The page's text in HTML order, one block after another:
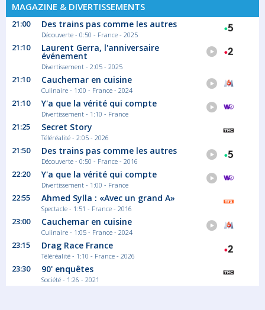
MAGAZINE & DIVERTISSEMENTS
21:00 Des trains pas comme les autres
Découverte - 0:50 - France - 2025
21:10 Laurent Gerra, l'anniversaire
événement
Divertissement - 2:05 - 2025
21:10 Cauchemar en cuisine
Culinaire - 1:00 - France - 2024
21:10 Y'a que la vérité qui compte
Divertissement - 1:10 - France
21:25 Secret Story
Téléréalité - 2:05 - 2026
21:50 Des trains pas comme les autres
Découverte - 0:50 - France - 2016
22:20 Y'a que la vérité qui compte
Divertissement - 1:00 - France
22:55 Ahmed Sylla : «Avec un grand A»
Spectacle - 1:51 - France - 2016
23:00 Cauchemar en cuisine
Culinaire - 1:05 - France - 2024
23:15 Drag Race France
Téléréalité - 1:10 - France - 2026
23:30 90' enquêtes
Société - 1:26 - 2021